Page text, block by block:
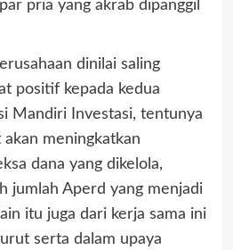
pria yang akrab dipanggil
dinilai saling
positif kepada kedua
Mandiri Investasi, tentunya
meningkatkan
dana yang dikelola,
jumlah Aperd yang menjadi
itu juga dari kerja sama ini
serta dalam upaya